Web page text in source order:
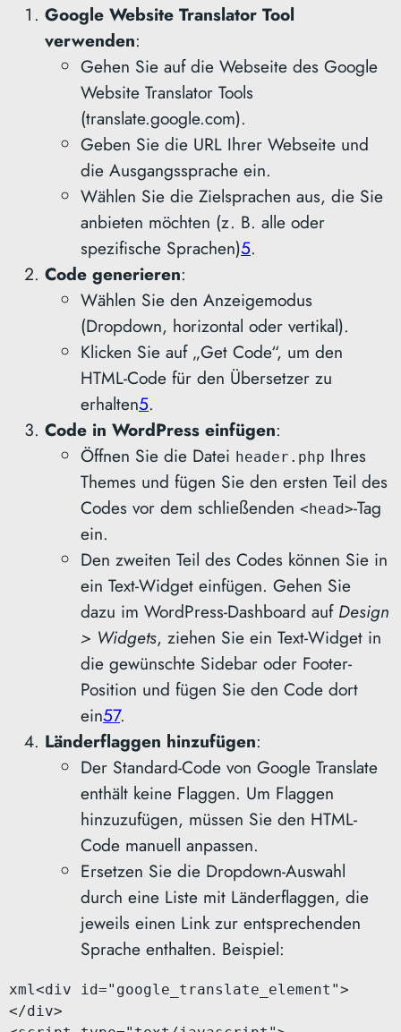
Google Website Translator Tool
verwenden:
Gehen Sie auf die Webseite des Google
Website Translator Tools
(translate.google.com).
Geben Sie die URL Ihrer Webseite und
die Ausgangssprache ein.
Wählen Sie die Zielsprachen aus, die Sie
anbieten möchten (z. B. alle oder
spezifische Sprachen)5.
Code generieren:
Wählen Sie den Anzeigemodus
(Dropdown, horizontal oder vertikal).
Klicken Sie auf „Get Code“, um den
HTML-Code für den Übersetzer zu
erhalten5.
Code in WordPress einfügen:
Öffnen Sie die Datei header.php Ihres
Themes und fügen Sie den ersten Teil des
Codes vor dem schließenden <head>-Tag
ein.
Den zweiten Teil des Codes können Sie in
ein Text-Widget einfügen. Gehen Sie
dazu im WordPress-Dashboard auf Design
> Widgets, ziehen Sie ein Text-Widget in
die gewünschte Sidebar oder Footer-
Position und fügen Sie den Code dort
ein57.
Länderflaggen hinzufügen:
Der Standard-Code von Google Translate
enthält keine Flaggen. Um Flaggen
hinzuzufügen, müssen Sie den HTML-
Code manuell anpassen.
Ersetzen Sie die Dropdown-Auswahl
durch eine Liste mit Länderflaggen, die
jeweils einen Link zur entsprechenden
Sprache enthalten. Beispiel:
xml<div id="google_translate_element">
</div>